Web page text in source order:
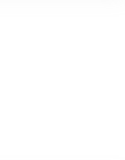
commande.